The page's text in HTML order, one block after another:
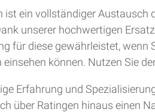
ist ein vollständiger
unserer hochwertigen
für diese gewährleistet, wenn
können. Nutzen Sie
Erfahrung und
über Ratingen hinaus einen